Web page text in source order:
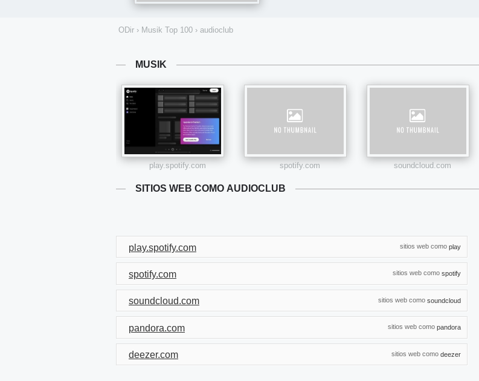
ODir › Musik Top 100 › audioclub
MUSIK
play.spotify.com spotify.com soundcloud.com
SITIOS WEB COMO AUDIOCLUB
sitios web como play
play.spotify.com
sitios web como spotify
spotify.com
sitios web como soundcloud
soundcloud.com
sitios web como pandora
pandora.com
sitios web como deezer
deezer.com